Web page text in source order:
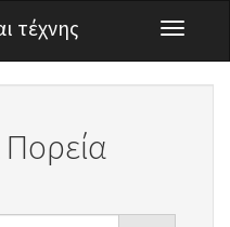
τέχνης
Toggle